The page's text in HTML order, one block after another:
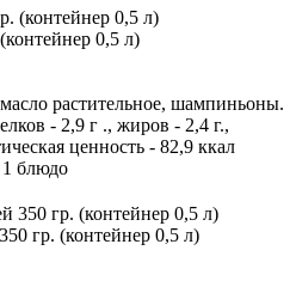
0,5 л)
растительное, шампиньоны.
- 2,9 г ., жиров - 2,4 г.,
ценность - 82,9 ккал
блюдо
гр. (контейнер 0,5 л)